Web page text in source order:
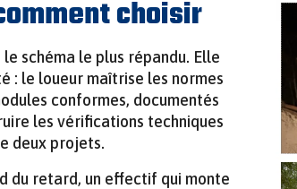
choisir
schéma le plus répandu. Elle
: le loueur maîtrise les normes
conformes, documentés
les vérifications techniques
deux projets.
du retard, un effectif qui monte